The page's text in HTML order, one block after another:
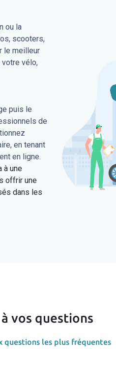
ou la
scooters,
le meilleur
votre vélo,
puis le
de
en tenant
en ligne.
à une
offrir une
dans les
vos questions
questions les plus fréquentes